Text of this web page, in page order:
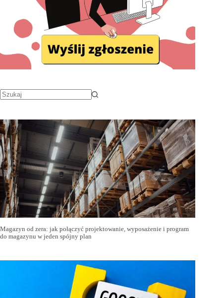
Magazyn od zera: jak połączyć projektowanie, wyposażenie i program
do magazynu w jeden spójny plan